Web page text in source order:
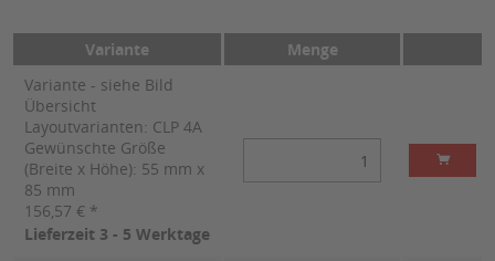
Variante
Menge
Variante - siehe Bild
Übersicht
Layoutvarianten: CLP 4A
Gewünschte Größe
(Breite x Höhe): 55 mm x
85 mm
156,57 € *
Lieferzeit 3 - 5 Werktage